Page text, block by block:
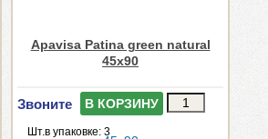
Apavisa Patina green natural
45x90
Звоните В КОРЗИНУ
Шт.в упаковке: 3